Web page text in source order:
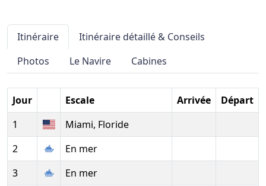
Itinéraire
Itinéraire détaillé & Conseils
Photos
Le Navire Cabines
Jour Escale Arrivée
Départ
1
Miami, Floride
2
En mer
3
En mer